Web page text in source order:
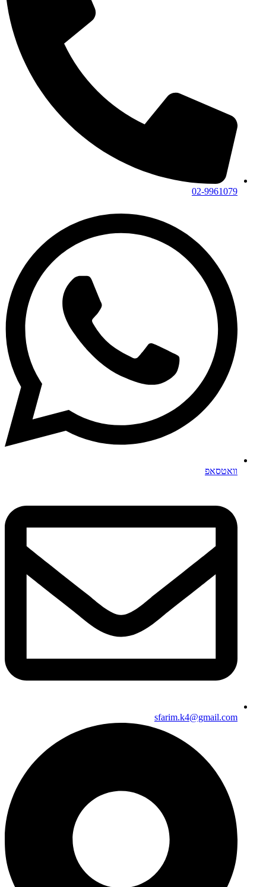
02-9961079
וואטסאפ
sfarim.k4@gmail.com